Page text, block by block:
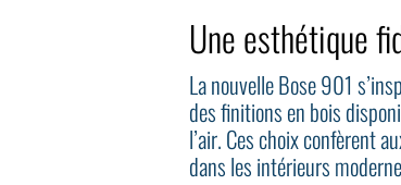
Une esthétique
La nouvelle Bose 901
des finitions en bois
l’air. Ces choix confèrent
dans les intérieurs